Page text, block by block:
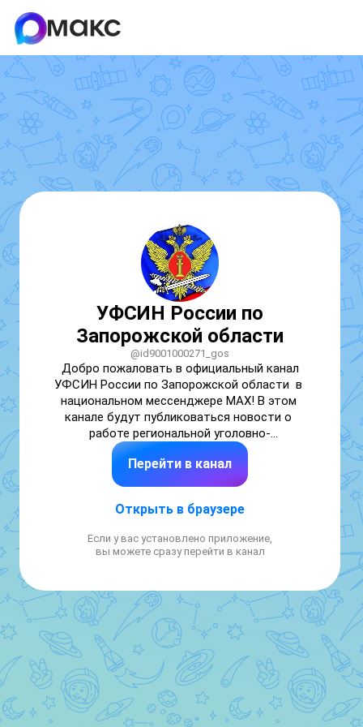
УФСИН России по
Запорожской области
@id9001000271_gos
Добро пожаловать в официальный канал
УФСИН России по Запорожской области  в
национальном мессенджере МАХ! В этом
канале будут публиковаться новости о
работе региональной уголовно-
исполнительной системы.
Перейти в канал
Открыть в браузере
Если у вас установлено приложение,
вы можете сразу перейти в канал